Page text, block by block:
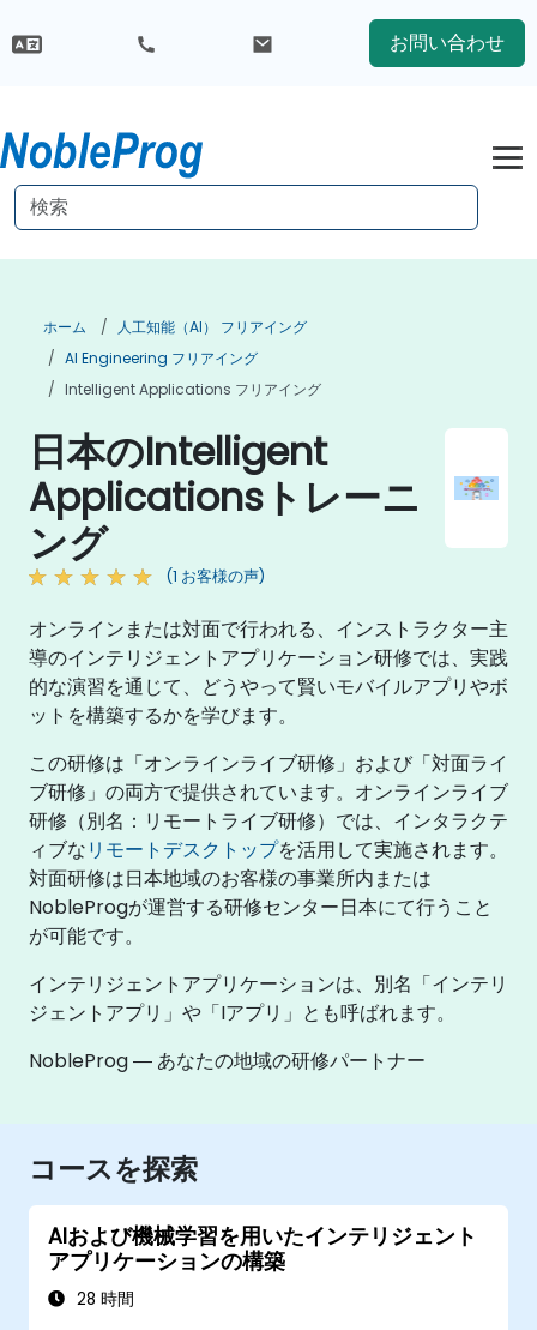
お問い合わせ
ホーム
人工知能（AI） フリアイング
AI Engineering フリアイング
Intelligent Applications フリアイング
日本のIntelligent
Applicationsトレーニ
ング
(1 お客様の声)
オンラインまたは対面で行われる、インストラクター主
導のインテリジェントアプリケーション研修では、実践
的な演習を通じて、どうやって賢いモバイルアプリやボ
ットを構築するかを学びます。
この研修は「オンラインライブ研修」および「対面ライ
ブ研修」の両方で提供されています。オンラインライブ
研修（別名：リモートライブ研修）では、インタラクテ
ィブなリモートデスクトップを活用して実施されます。
対面研修は日本地域のお客様の事業所内または
NobleProgが運営する研修センター日本にて行うこと
が可能です。
インテリジェントアプリケーションは、別名「インテリ
ジェントアプリ」や「Iアプリ」とも呼ばれます。
NobleProg ― あなたの地域の研修パートナー
コースを探索
AIおよび機械学習を用いたインテリジェント
アプリケーションの構築
28 時間